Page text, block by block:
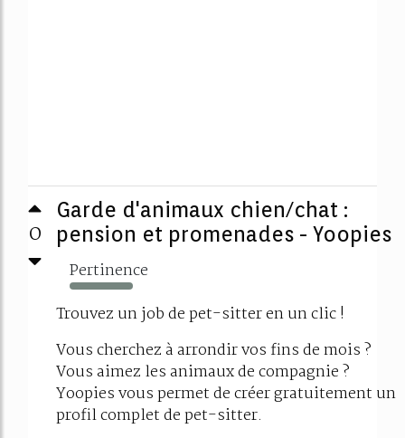
0
Garde d'animaux chien/chat :
pension et promenades - Yoopies
Pertinence
396%
Trouvez un job de pet-sitter en un clic !
Vous cherchez à arrondir vos fins de mois ?
Vous aimez les animaux de compagnie ?
Yoopies vous permet de créer gratuitement un
profil complet de pet-sitter.